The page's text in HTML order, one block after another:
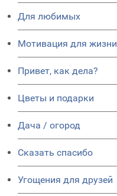
Для любимых
Мотивация для жизни
Привет, как дела?
Цветы и подарки
Дача / огород
Сказать спасибо
Угощения для друзей